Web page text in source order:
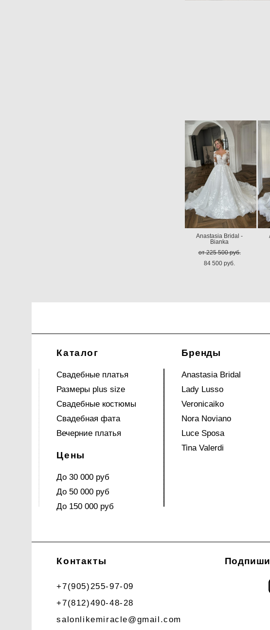
Anastasia Bridal -
Bianka
от 225 500 pуб.
84 500 pуб.
Каталог
Свадебные платья
Размеры plus size
Свадебные костюмы
Свадебная фата
Вечерние платья
Цены
До 30 000 руб
До 50 000 руб
До 150 000 руб
Бренды
Anastasia Bridal
Lady Lusso
Veronicaiko
Nora Noviano
Luce Sposa
Tina Valerdi
Контакты
+7(905)255-97-09
+7(812)490-48-28
salonlikemiracle@gmail.com